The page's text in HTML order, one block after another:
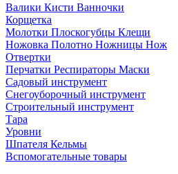
Валики Кисти Ванночки
Корщетка
Молотки Плоскогубцы Клещи
Ножовка Полотно Ножницы Нож
Отвертки
Перчатки Респираторы Маски
Садовый инструмент
Снегоуборочный инструмент
Строительный инструмент
Тара
Уровни
Шпателя Кельмы
Вспомогательные товары